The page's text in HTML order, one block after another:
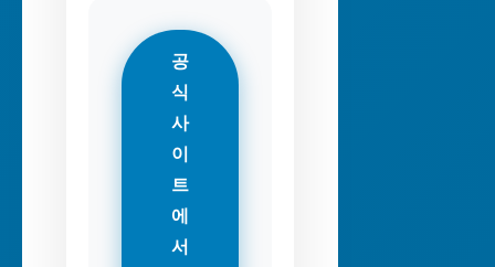
공
식
사
이
트
에
서